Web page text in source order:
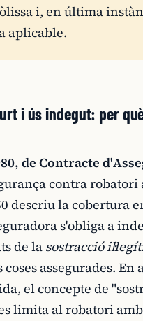
i, en última
aplicable.
i ús indegut: per
de Contracte
contra robatori
descriu la cobertura
s'obliga a
de la sostracció
assegurades. En
el concepte de
limita al robatori